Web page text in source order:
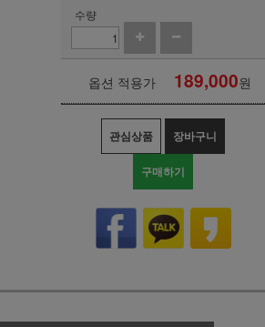
수량
옵션 적용가 189,000원
관심상품 장바구니
구매하기